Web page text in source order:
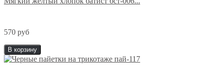
570 руб
В корзину